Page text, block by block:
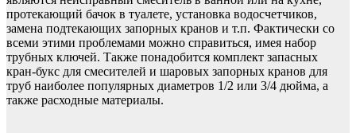
протекающий бачок в туалете, установка водосчетчиков,
замена подтекающих запорных кранов и т.п. Фактически со
всеми этими проблемами можно справиться, имея набор
трубных ключей. Также понадобится комплект запасных
кран-букс для смесителей и шаровых запорных кранов для
труб наиболее популярных диаметров 1/2 или 3/4 дюйма, а
также расходные материалы.